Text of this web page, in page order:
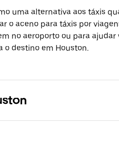
uma alternativa aos táxis
o aceno para táxis por
no aeroporto ou para
o destino em Houston.